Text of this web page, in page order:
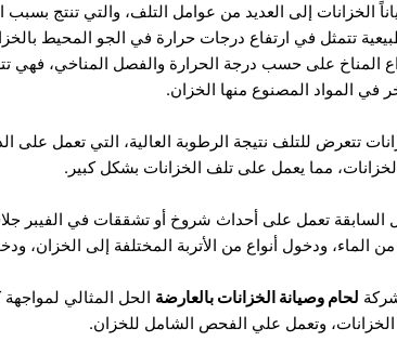
الخزانات إلى العديد من عوامل التلف، والتي تنتج
تتمثل في ارتفاع درجات حرارة في الجو المحيط
المناخ على حسب درجة الحرارة والفصل المناخي، فهي
في المواد المصنوع منها الخزان.
تتعرض للتلف نتيجة الرطوبة العالية، التي تعمل على
مما يعمل على تلف الخزانات بشكل كبير.
السابقة تعمل على أحداث شروخ أو تشققات في الفيبر
الماء، ودخول أنواع من الأتربة المختلفة إلى الخزان،
لحام وصيانة الخزانات بالعارضة الحل المثالي
وتعمل علي الفحص الشامل للخزان.